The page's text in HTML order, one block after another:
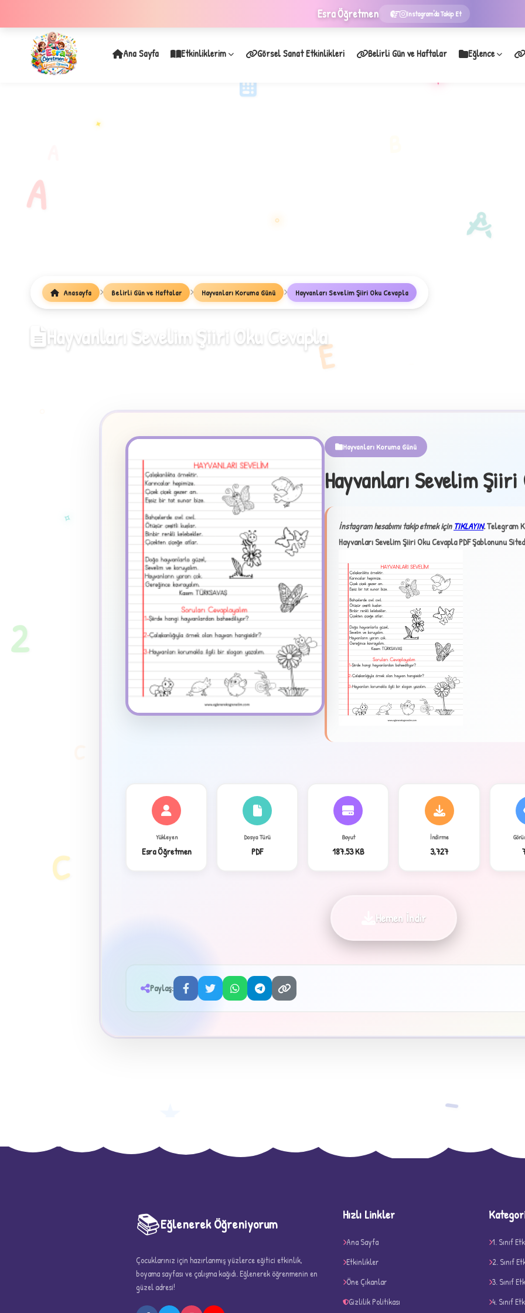
EsraÖğretmen Instagram'da Takip Et
1
✦
★
✧
Ana Sayfa Etkinliklerim Görsel Sanat Etkinlikleri Belirli Gün ve Haftalar Eğlence
Anasayfa Belirli Gün ve Haftalar Hayvanları Koruma Günü Hayvanları Sevelim Şiiri Oku Cevapla
Hayvanları Sevelim Şiiri Oku Cevapla
Hayvanları Koruma Günü
Hayvanları Sevelim Şiiri
İnstagram hesabımı takip etmek içinTIKLAYIN.Telegram
Hayvanları Sevelim Şiiri Oku Cevapla PDF Şablonunu
Yükleyen
Esra Öğretmen
Dosya Türü
PDF
Boyut
187.53 KB
İndirme
3,727
Hemen İndir
Paylaş:
A
C
E
2
−
📚Eğlenerek Öğreniyorum
Çocuklarınız için hazırlanmış yüzlerce eğitici etkinlik,
boyama sayfası ve çalışma kağıdı. Eğlenerek öğrenmenin en
güzel adresi!
Hızlı Linkler
Ana Sayfa
Etkinlikler
Öne Çıkanlar
Gizlilik Politikası
1. Sınıf
2. Sınıf
3. Sınıf
4. Sınıf